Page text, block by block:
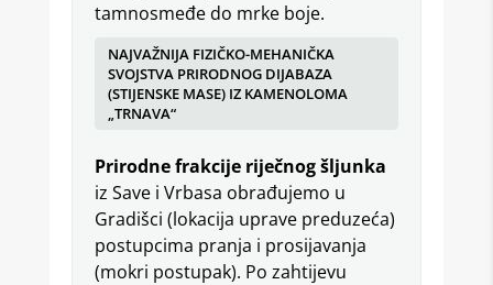
tamnosmeđe do mrke boje.
NAJVAŽNIJA FIZIČKO-MEHANIČKA
SVOJSTVA PRIRODNOG DIJABAZA
(STIJENSKE MASE) IZ KAMENOLOMA
„TRNAVA“
Prirodne frakcije riječnog šljunka
iz Save i Vrbasa obrađujemo u
Gradišci (lokacija uprave preduzeća)
postupcima pranja i prosijavanja
(mokri postupak). Po zahtijevu